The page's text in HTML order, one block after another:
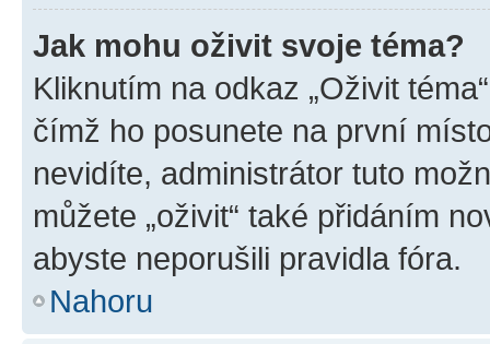
Jak mohu oživit svoje téma?
Kliknutím na odkaz „Oživit
čímž ho posunete na první
nevidíte, administrátor tuto
můžete „oživit“ také přidáním
abyste neporušili pravidla fóra.
Nahoru